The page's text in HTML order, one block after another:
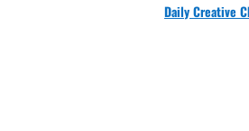
Daily Creative